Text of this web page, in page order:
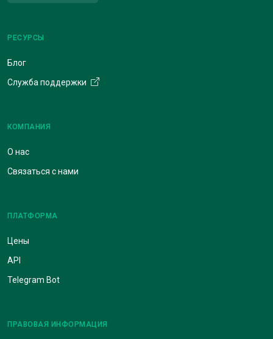
РЕСУРСЫ
Блог
Служба поддержки
КОМПАНИЯ
О нас
Связаться с нами
ПЛАТФОРМА
Цены
API
Telegram Bot
ПРАВОВАЯ ИНФОРМАЦИЯ